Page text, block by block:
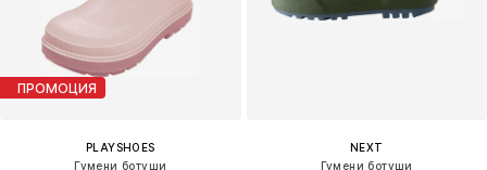
ПРОМОЦИЯ
PLAYSHOES
Гумени ботуши
NEXT
Гумени ботуши